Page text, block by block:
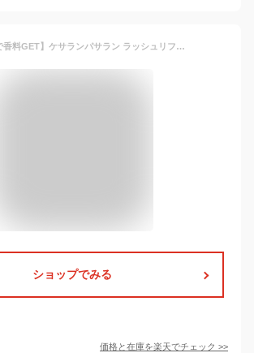
【2点購入で香料GET】ケサランパサラン ラッシュリフター 【 ブラックBK01 】( ケサパサ マスカラ Kesalan Patharan 美容成分配合 マツエクok 皮脂 汗に強い ぬるま湯でオフ まつ毛 スタイリング )【 定形外 送料無料 】
ショップでみる
価格と在庫を楽天でチェック >>